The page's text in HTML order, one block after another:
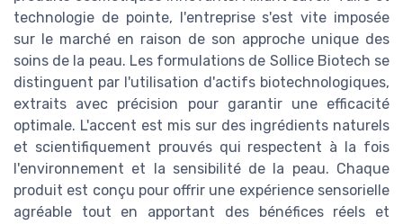
technologie de pointe, l'entreprise s'est vite imposée
sur le marché en raison de son approche unique des
soins de la peau. Les formulations de Sollice Biotech se
distinguent par l'utilisation d'actifs biotechnologiques,
extraits avec précision pour garantir une efficacité
optimale. L'accent est mis sur des ingrédients naturels
et scientifiquement prouvés qui respectent à la fois
l'environnement et la sensibilité de la peau. Chaque
produit est conçu pour offrir une expérience sensorielle
agréable tout en apportant des bénéfices réels et